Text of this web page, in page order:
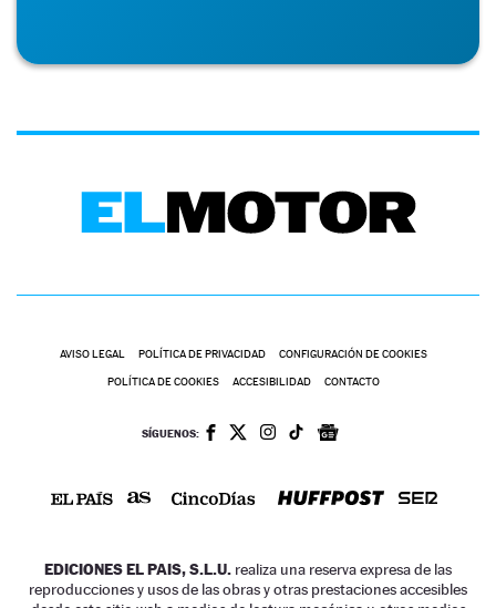
AVISO LEGAL POLÍTICA DE PRIVACIDAD CONFIGURACIÓN DE COOKIES
POLÍTICA DE COOKIES ACCESIBILIDAD CONTACTO
SÍGUENOS:
EDICIONES EL PAIS, S.L.U. realiza una reserva expresa de las
reproducciones y usos de las obras y otras prestaciones accesibles